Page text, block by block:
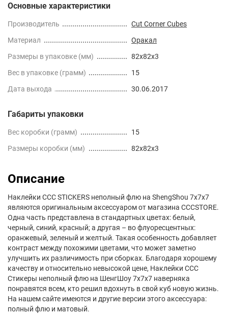
Основные характеристики
Производитель
Cut Corner Cubes
Материал
Оракал
Размеры в упаковке (мм)
82x82x3
Вес в упаковке (грамм)
15
Дата выхода
30.06.2017
Габариты упаковки
Вес коробки (грамм)
15
Размеры коробки (мм)
82x82x3
Описание
Наклейки CCC STICKERS неполный флю на ShengShou 7x7x7
являются оригинальным аксессуаром от магазина CCCSTORE.
Одна часть представлена в стандартных цветах: белый,
черный, синий, красный; а другая – во флуоресцентных:
оранжевый, зеленый и желтый. Такая особенность добавляет
контраст между похожими цветами, что может заметно
улучшить их различимость при сборках. Благодаря хорошему
качеству и относительно невысокой цене, Наклейки ССС
Стикеры неполный флю на ШенгШоу 7х7х7 наверняка
понравятся всем, кто решил вдохнуть в свой куб новую жизнь.
На нашем сайте имеются и другие версии этого аксессуара:
полный флю и матовый.